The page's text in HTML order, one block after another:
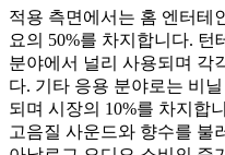
적용 측면에서는 홈 엔터테
요의 50%를 차지합니다.
분야에서 널리 사용되며 각
다. 기타 응용 분야로는 비
되며 시장의 10%를 차지합
고음질 사운드와 향수를 불